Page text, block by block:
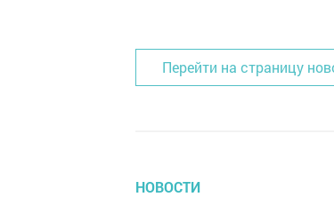
Перейти на страницу
НОВОСТИ